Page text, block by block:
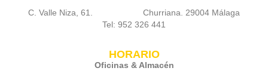
C. Valle Niza, 61. Churriana. 29004 Málaga
Tel: 952 326 441
HORARIO
Oficinas & Almacén